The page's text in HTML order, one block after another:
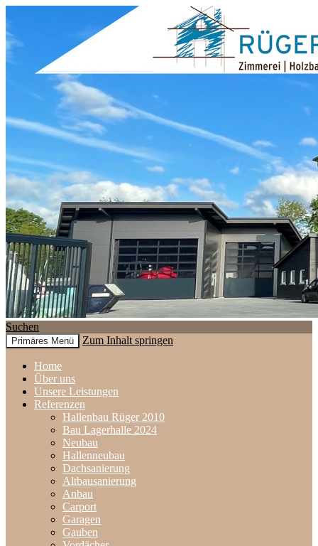
www.holzbau-rueger.de
Suchen
Primäres Menü Zum Inhalt springen
Home
Über uns
Unsere Leistungen
Referenzen
Hallenbau Rüger 2010
Bau Lagerhalle 2024
Neubau
Hallenneubau
Dachsanierung
Altbausanierung
Anbau
Carport
Garagen
Gauben